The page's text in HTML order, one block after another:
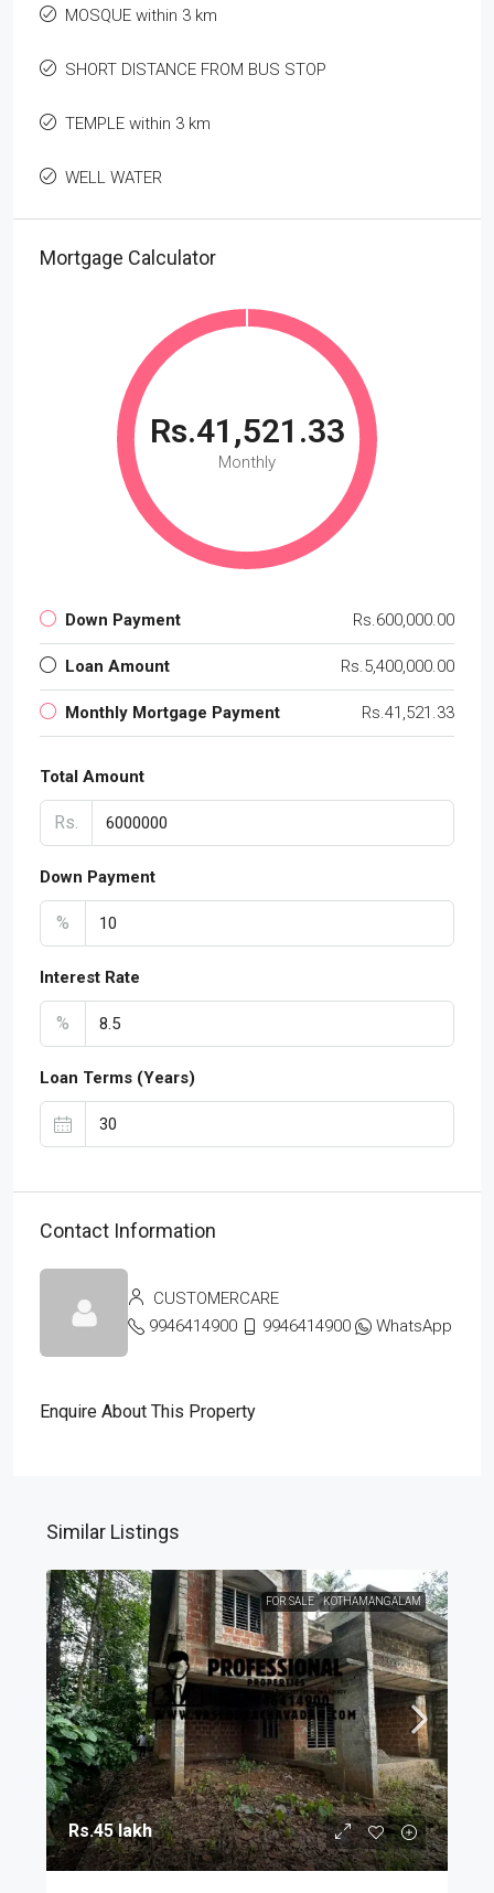
MOSQUE within 3 km
SHORT DISTANCE FROM BUS STOP
TEMPLE within 3 km
WELL WATER
Mortgage Calculator
Rs.41,521.33
Monthly
Down Payment Rs.600,000.00
Loan Amount Rs.5,400,000.00
Monthly Mortgage Payment Rs.41,521.33
Total Amount
Rs.
Down Payment
%
Interest Rate
%
Loan Terms (Years)
Contact Information
CUSTOMERCARE
9946414900
9946414900 WhatsApp
Enquire About This Property
Similar Listings
FOR SALE KOTHAMANGALAM
Rs.45 lakh